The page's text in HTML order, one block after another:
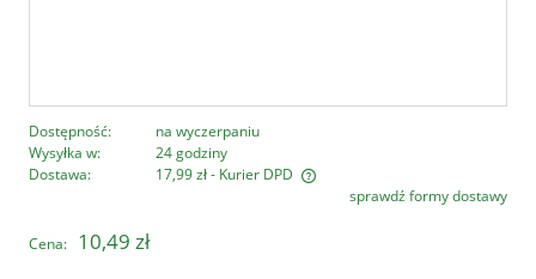
Dostępność:
na wyczerpaniu
Wysyłka w:
24 godziny
Dostawa:
17,99 zł- Kurier DPD
Cena nie zawiera ewentualnych kosztów płatnościsprawdź formy dostawy
Cena: 10,49 zł